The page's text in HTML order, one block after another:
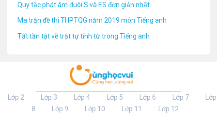
Quy tắc phát âm đuôi S và ES đơn giản nhất
Ma trận đề thi THPTQG năm 2019 môn Tiếng anh
Tất tần tật về trật tự tính từ trong Tiếng anh
Lớp 2 Lớp 3 Lớp 4 Lớp 5 Lớp 6 Lớp 7
Lớp
8
Lớp 9 Lớp 10 Lớp 11 Lớp 12